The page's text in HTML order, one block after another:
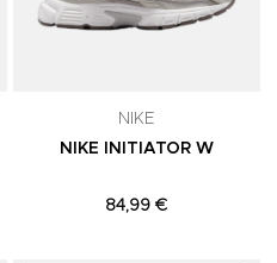
NIKE
NIKE INITIATOR W
84,99 €